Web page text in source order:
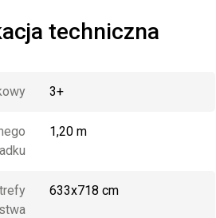
techniczna
3+
1,20 m
633x718 cm